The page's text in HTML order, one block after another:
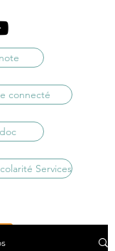
connecté
Services